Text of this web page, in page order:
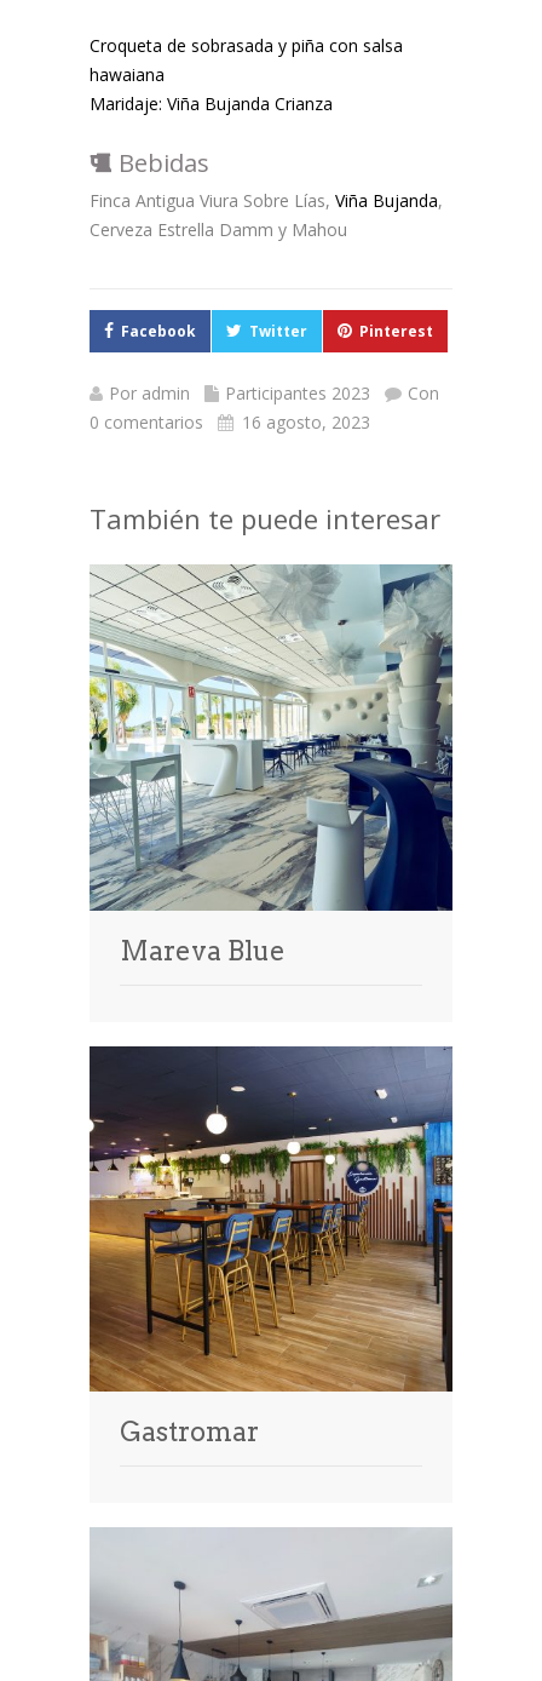
Croqueta de sobrasada y piña con salsa
hawaiana
Maridaje: Viña Bujanda Crianza
Bebidas
Finca Antigua Viura Sobre Lías, Viña Bujanda,
Cerveza Estrella Damm y Mahou
Facebook Twitter Pinterest
Por admin Participantes 2023
Con
0 comentarios
16 agosto, 2023
También te puede interesar
Mareva Blue
Gastromar